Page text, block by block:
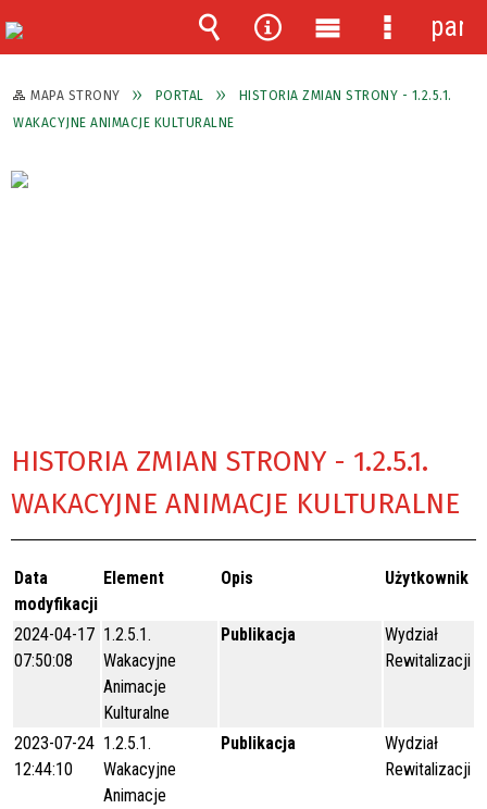
MAPA STRONY PORTAL
HISTORIA ZMIAN STRONY - 1.2.5.1.
WAKACYJNE ANIMACJE KULTURALNE
HISTORIA ZMIAN STRONY - 1.2.5.1.
WAKACYJNE ANIMACJE KULTURALNE
Data
modyfikacji
Element Opis Użytkownik
2024-04-17
07:50:08
1.2.5.1.
Wakacyjne
Animacje
Kulturalne
Publikacja
Wydział
Rewitalizacji
2023-07-24
12:44:10
1.2.5.1.
Wakacyjne
Animacje
Publikacja
Wydział
Rewitalizacji
Wyszukiwarka
Narzędzia
Menu
główne
Menu